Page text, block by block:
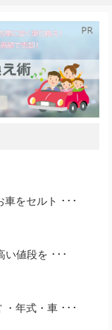
をセルト ･･･
い値段を ･･･
年式・車 ･･･